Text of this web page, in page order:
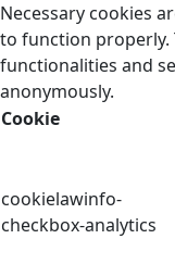
Necessary cookies
to function properly.
functionalities and
anonymously.
Cookie
cookielawinfo-
checkbox-analytics